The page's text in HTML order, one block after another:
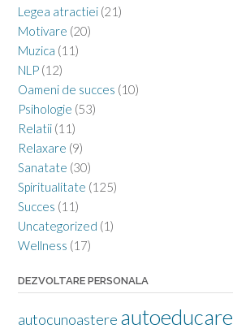
Legea atractiei (21)
Motivare (20)
Muzica (11)
NLP (12)
Oameni de succes (10)
Psihologie (53)
Relatii (11)
Relaxare (9)
Sanatate (30)
Spiritualitate (125)
Succes (11)
Uncategorized (1)
Wellness (17)
DEZVOLTARE PERSONALA
autocunoastere autoeducare